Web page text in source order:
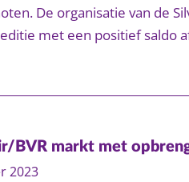
De organisatie van de
met een positief saldo
BVR markt met
2023